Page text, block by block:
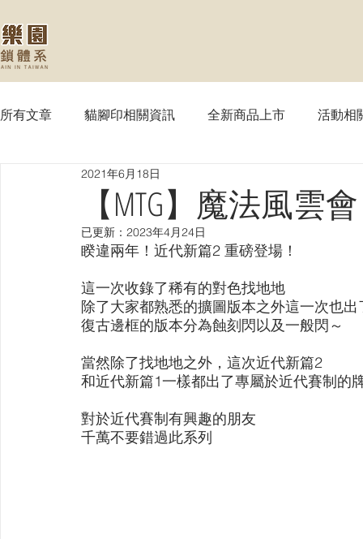
所有文章 貓腳印相關資訊 全新商品上市 活動相
【MTG】魔法風雲會
【SVE】闇影詩章 【WIXOSS】戰鬥少女
【OPTCG】航海王 【UA】UNION ARENA 【
【VIVIDZ】Vividz 【BS】Battle Spirits 【
【LC】最終編年史-無限 【BD】創之界限
【MTG】魔法風雲
2021年6月18日
已更新： 2023年4月24日
睽違兩年！近代新篇2 重磅登場！
這一次收錄了稀有的對色找地地
除了大家都熟悉的擴圖版本之外這一次也
復古邊框的版本分為蝕刻閃以及一般閃～
當然除了找地地之外，這次近代新篇2
和近代新篇1一樣都出了專屬於近代賽制的
​對於近代賽制有興趣的朋友
千萬不要錯過此系列